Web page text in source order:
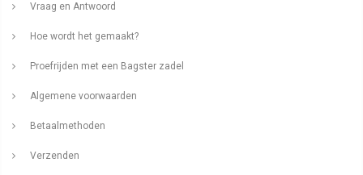
Vraag en Antwoord
Hoe wordt het gemaakt?
Proefrijden met een Bagster zadel
Algemene voorwaarden
Betaalmethoden
Verzenden